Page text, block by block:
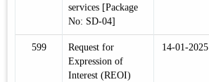
services [Package
No: SD-04]
599
Request for
Expression of
Interest (REOI)
14-01-2025